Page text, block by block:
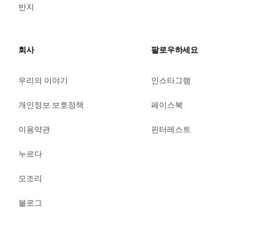
반지
회사
우리의 이야기
개인정보 보호정책
이용약관
누르다
모조리
블로그
팔로우하세요
인스타그램
페이스북
핀터레스트